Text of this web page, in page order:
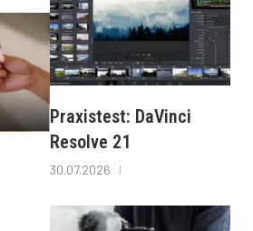
Praxistest: DaVinci
Resolve 21
30.07.2026